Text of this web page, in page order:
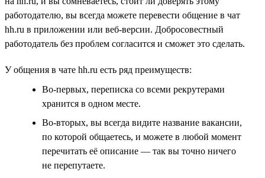
работодателю, вы всегда можете перевести общение в чат
hh.ru в приложении или веб-версии. Добросовестный
работодатель без проблем согласится и сможет это сделать.
У общения в чате hh.ru есть ряд преимуществ:
Во-первых, переписка со всеми рекрутерами
хранится в одном месте.
Во-вторых, вы всегда видите название вакансии,
по которой общаетесь, и можете в любой момент
перечитать её описание — так вы точно ничего
не перепутаете.